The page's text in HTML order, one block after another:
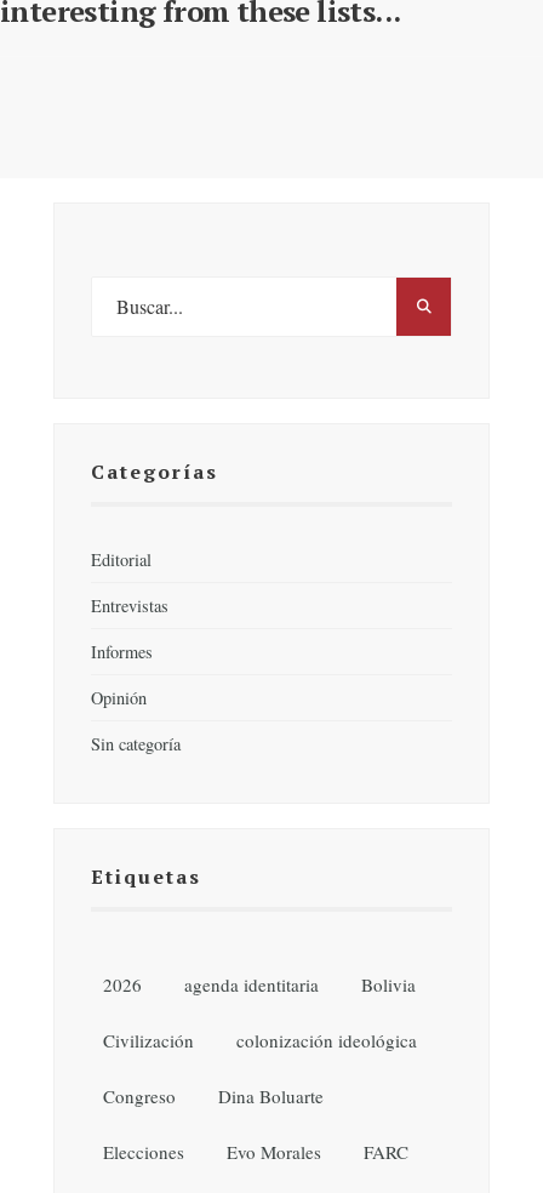
interesting from these lists...
Categorías
Editorial
Entrevistas
Informes
Opinión
Sin categoría
Etiquetas
2026 agenda identitaria Bolivia
Civilización colonización ideológica
Congreso Dina Boluarte
Elecciones Evo Morales FARC